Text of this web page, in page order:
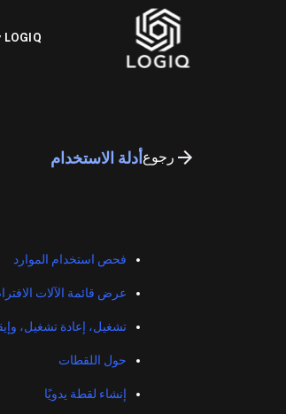
LOGIQ
رجوع أدلة الاستخدام
فحص استخدام الموارد
عرض قائمة الآلات
تشغيل، إعادة تشغيل،
حول اللقطات
إنشاء لقطة يدويًا